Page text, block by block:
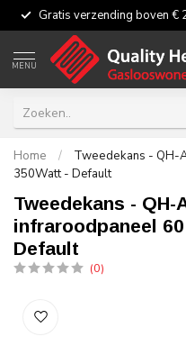
Gratis verzending boven €
MENU
Home /
Tweedekans - QH-
350Watt - Default
Tweedekans - QH-
infraroodpaneel
Default
(0)